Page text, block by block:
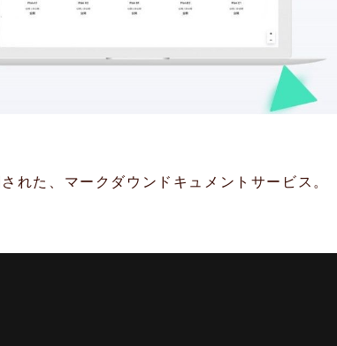
れた、マークダウンドキュメントサービス。